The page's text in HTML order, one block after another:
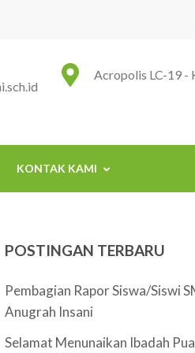
Insani Acropolis LC-19 -
KONTAK KAMI
POSTINGAN TERBARU
Pembagian Rapor Siswa/Siswi
Anugrah Insani
Selamat Menunaikan Ibadah